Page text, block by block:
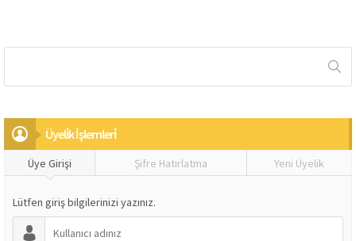
Üyeli̇k İşlemleri̇
Üye Girişi Şifre Hatırlatma Yeni Üyelik
Lütfen giriş bilgilerinizi yazınız.